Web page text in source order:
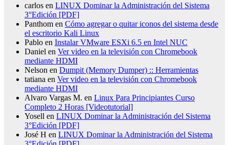
carlos en LINUX Dominar la Administración del Sistema
3°Edición [PDF]
Panthom en Cómo agregar o quitar iconos del sistema desde
el escritorio Kali Linux
Pablo en Instalar VMware ESXi 6.5 en Intel NUC
Daniel en Ver video en la televisión con Chromebook
mediante HDMI
Nelson en Dumpit (Memory Dumper) :: Herramientas
tatiana en Ver video en la televisión con Chromebook
mediante HDMI
Alvaro Vargas M. en Linux Para Principiantes Curso
Completo 2 Horas [Videotutorial]
Yosell en LINUX Dominar la Administración del Sistema
3°Edición [PDF]
José H en LINUX Dominar la Administración del Sistema